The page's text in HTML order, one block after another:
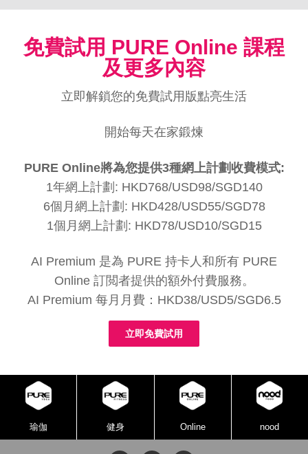
免費試用 PURE Online 課程
及更多內容
立即解鎖您的免費試用版點亮生活
開始每天在家鍛煉
PURE Online將為您提供3種網上計劃收費模式:
1年網上計劃: HKD768/USD98/SGD140
6個月網上計劃: HKD428/USD55/SGD78
1個月網上計劃: HKD78/USD10/SGD15
AI Premium 是為 PURE 持卡人和所有 PURE
Online 訂閲者提供的額外付費服務。
AI Premium 每月月費：HKD38/USD5/SGD6.5
立即免費試用
瑜伽 健身 Online nood